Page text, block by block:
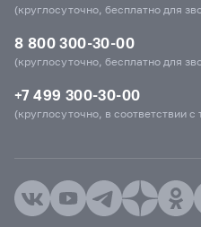
(круглосуточно, бесплатно для
8 800 300-30-00
(круглосуточно, бесплатно для
+7 499 300-30-00
(круглосуточно, в соответствии